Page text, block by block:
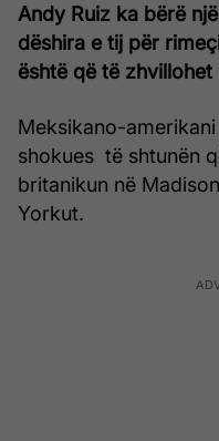
Andy Ruiz ka bërë
dëshira e tij për
është që të zhvillohet
Meksikano-
shokues të shtunën
britanikun në
Yorkut.